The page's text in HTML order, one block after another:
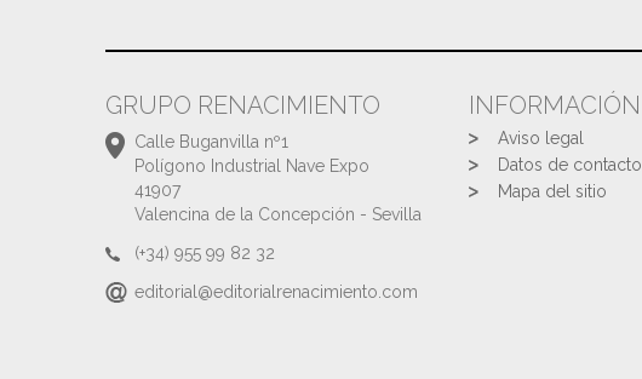
GRUPO RENACIMIENTO
Calle Buganvilla nº1
Polígono Industrial Nave Expo
41907
Valencina de la Concepción - Sevilla
(+34) 955 99 82 32
editorial@editorialrenacimiento.com
INFORMACIÓN
Aviso legal
Datos de contacto
Mapa del sitio